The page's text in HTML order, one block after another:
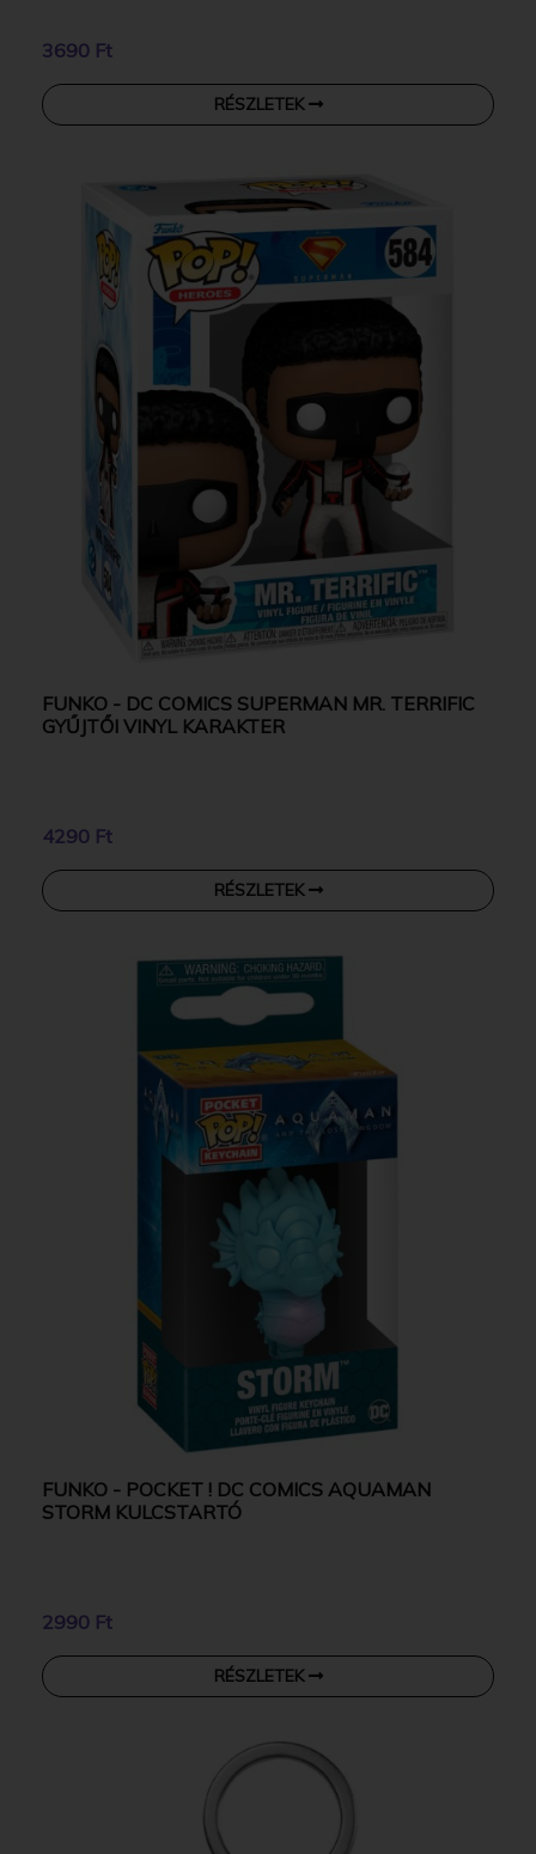
3690 Ft
RÉSZLETEK
FUNKO - DC COMICS SUPERMAN MR. TERRIFIC
GYŰJTŐI VINYL KARAKTER
4290 Ft
RÉSZLETEK
FUNKO - POCKET ! DC COMICS AQUAMAN
STORM KULCSTARTÓ
2990 Ft
RÉSZLETEK